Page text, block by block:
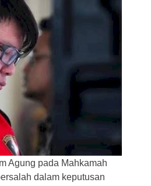
Agung pada Mahkamah
dalam keputusan